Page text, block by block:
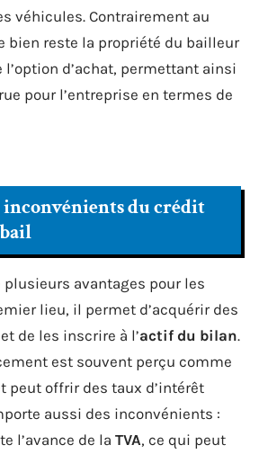
véhicules. Contrairement au
bien reste la propriété du bailleur
l’option d’achat, permettant ainsi
pour l’entreprise en termes de
inconvénients du crédit
plusieurs avantages pour les
lieu, il permet d’acquérir des
de les inscrire à l’actif du bilan.
est souvent perçu comme
peut offrir des taux d’intérêt
aussi des inconvénients :
l’avance de la TVA, ce qui peut